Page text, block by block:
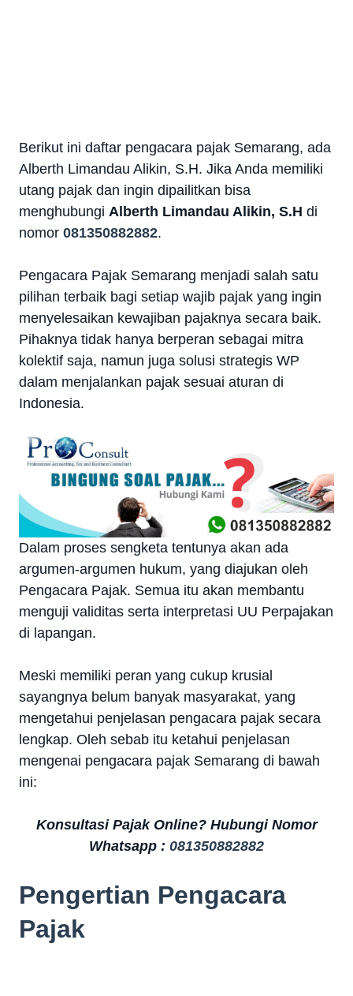
Berikut ini daftar pengacara pajak Semarang, ada
Alberth Limandau Alikin, S.H. Jika Anda memiliki
utang pajak dan ingin dipailitkan bisa
menghubungi Alberth Limandau Alikin, S.H di
nomor 081350882882.
Pengacara Pajak Semarang menjadi salah satu
pilihan terbaik bagi setiap wajib pajak yang ingin
menyelesaikan kewajiban pajaknya secara baik.
Pihaknya tidak hanya berperan sebagai mitra
kolektif saja, namun juga solusi strategis WP
dalam menjalankan pajak sesuai aturan di
Indonesia.
Dalam proses sengketa tentunya akan ada
argumen-argumen hukum, yang diajukan oleh
Pengacara Pajak. Semua itu akan membantu
menguji validitas serta interpretasi UU Perpajakan
di lapangan.
Meski memiliki peran yang cukup krusial
sayangnya belum banyak masyarakat, yang
mengetahui penjelasan pengacara pajak secara
lengkap. Oleh sebab itu ketahui penjelasan
mengenai pengacara pajak Semarang di bawah
ini:
Konsultasi Pajak Online? Hubungi Nomor
Whatsapp : 081350882882
Pengertian Pengacara
Pajak